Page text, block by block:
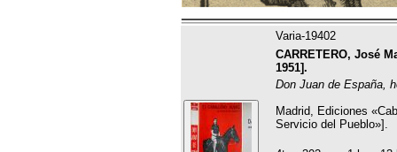
Varia-19402
CARRETERO, José
1951].
Don Juan de España,
Madrid, Ediciones
Servicio del Pueblo»].